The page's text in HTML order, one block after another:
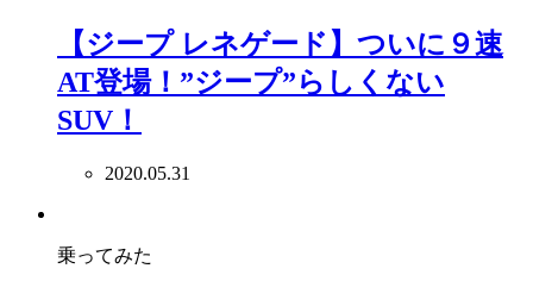
【ジープ レネゲード】ついに９速
AT登場！”ジープ”らしくない
SUV！
2020.05.31
乗ってみた